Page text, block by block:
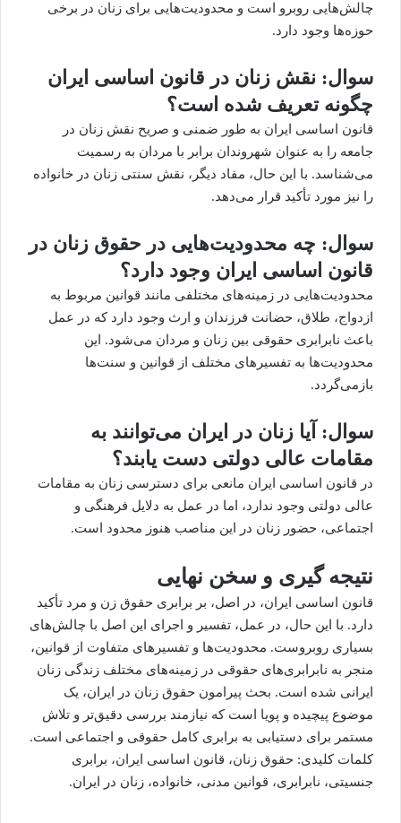
چالش‌هایی روبرو است و محدودیت‌هایی برای زنان در برخی
حوزه‌ها وجود دارد.
سوال: نقش زنان در قانون اساسی ایران
چگونه تعریف شده است؟
قانون اساسی ایران به طور ضمنی و صریح نقش زنان در
جامعه را به عنوان شهروندان برابر با مردان به رسمیت
می‌شناسد. با این حال، مفاد دیگر، نقش سنتی زنان در خانواده
را نیز مورد تأکید قرار می‌دهد.
سوال: چه محدودیت‌هایی در حقوق زنان در
قانون اساسی ایران وجود دارد؟
محدودیت‌هایی در زمینه‌های مختلفی مانند قوانین مربوط به
ازدواج، طلاق، حضانت فرزندان و ارث وجود دارد که در عمل
باعث نابرابری حقوقی بین زنان و مردان می‌شود. این
محدودیت‌ها به تفسیرهای مختلف از قوانین و سنت‌ها
بازمی‌گردد.
سوال: آیا زنان در ایران می‌توانند به
مقامات عالی دولتی دست یابند؟
در قانون اساسی ایران مانعی برای دسترسی زنان به مقامات
عالی دولتی وجود ندارد، اما در عمل به دلایل فرهنگی و
اجتماعی، حضور زنان در این مناصب هنوز محدود است.
نتیجه گیری و سخن نهایی
قانون اساسی ایران، در اصل، بر برابری حقوق زن و مرد تأکید
دارد. با این حال، در عمل، تفسیر و اجرای این اصل با چالش‌های
بسیاری روبروست. محدودیت‌ها و تفسیرهای متفاوت از قوانین،
منجر به نابرابری‌های حقوقی در زمینه‌های مختلف زندگی زنان
ایرانی شده است. بحث پیرامون حقوق زنان در ایران، یک
موضوع پیچیده و پویا است که نیازمند بررسی دقیق‌تر و تلاش
مستمر برای دستیابی به برابری کامل حقوقی و اجتماعی است.
کلمات کلیدی: حقوق زنان، قانون اساسی ایران، برابری
جنسیتی، نابرابری، قوانین مدنی، خانواده، زنان در ایران.